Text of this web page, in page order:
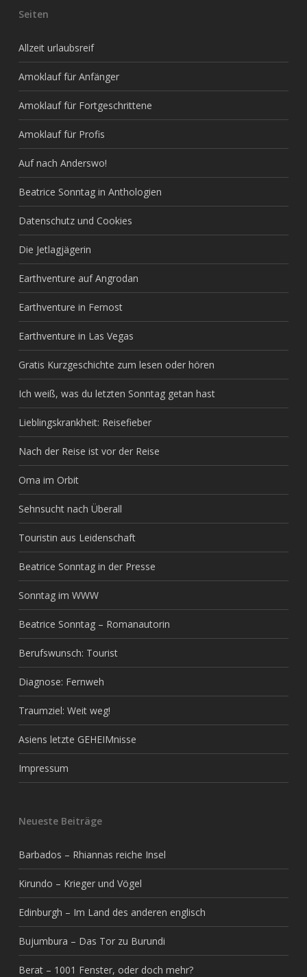
Seiten
Allzeit urlaubsreif
Amoklauf für Anfänger
Amoklauf für Fortgeschrittene
Amoklauf für Profis
Auf nach Anderswo!
Beatrice Sonntag in Anthologien
Datenschutz und Cookies
Die Jetlagjägerin
Earthventure auf Angrodan
Earthventure in Fernost
Earthventure in Las Vegas
Gratis Kurzgeschichte zum lesen oder hören
Ich weiß, was du letzten Sonntag getan hast
Lieblingskrankheit: Reisefieber
Nach der Reise ist vor der Reise
Oma im Orbit
Sehnsucht nach Überall
Touristin aus Leidenschaft
Beatrice Sonntag in der Presse
Sonntag im WWW
Beatrice Sonntag – Romanautorin
Berufswunsch: Tourist
Diagnose: Fernweh
Traumziel: Weit weg!
Asiens letzte GEHEIMnisse
Impressum
Neueste Beiträge
Barbados – Rhiannas reiche Insel
Kirundo – Krieger und Vögel
Edinburgh – Im Land des anderen englisch
Bujumbura – Das Tor zu Burundi
Berat – 1001 Fenster, oder doch mehr?